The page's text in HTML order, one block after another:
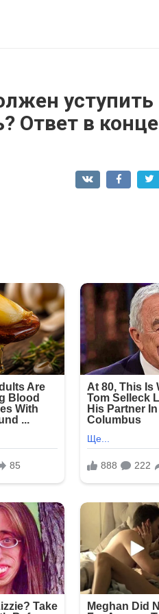
уступить
Ответ в конце